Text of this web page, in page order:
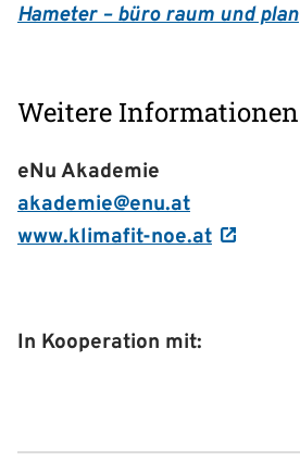
Hameter – büro raum und plan
Weitere Informationen
eNu Akademie
akademie@enu.at
www.klimafit-noe.at
In Kooperation mit: